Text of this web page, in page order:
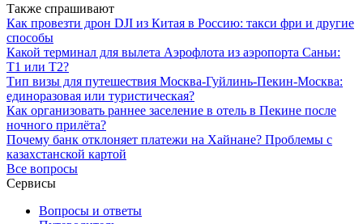
Также спрашивают
Как провезти дрон DJI из Китая в Россию: такси фри и другие
способы
Какой терминал для вылета Аэрофлота из аэропорта Саньи:
Т1 или Т2?
Тип визы для путешествия Москва-Гуйлинь-Пекин-Москва:
единоразовая или туристическая?
Как организовать раннее заселение в отель в Пекине после
ночного прилёта?
Почему банк отклоняет платежи на Хайнане? Проблемы с
казахстанской картой
Все вопросы
Сервисы
Вопросы и ответы